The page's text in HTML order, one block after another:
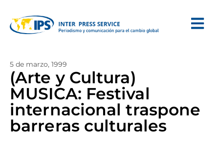
5 de marzo, 1999
(Arte y Cultura)
MUSICA: Festival
internacional traspone
barreras culturales